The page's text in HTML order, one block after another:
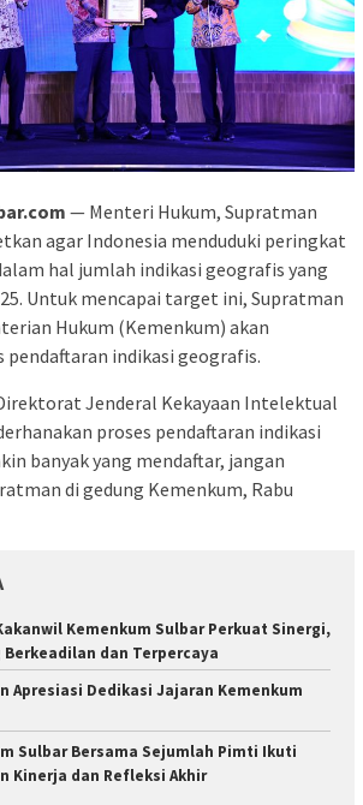
— Menteri Hukum, Supratman
agar Indonesia menduduki peringkat
hal jumlah indikasi geografis yang
Untuk mencapai target ini, Supratman
Hukum (Kemenkum) akan
pendaftaran indikasi geografis.
Jenderal Kekayaan Intelektual
proses pendaftaran indikasi
banyak yang mendaftar, jangan
di gedung Kemenkum, Rabu
Kemenkum Sulbar Perkuat Sinergi,
dan Terpercaya
Apresiasi Dedikasi Jajaran Kemenkum
Sulbar Bersama Sejumlah Pimti Ikuti
Kinerja dan Refleksi Akhir